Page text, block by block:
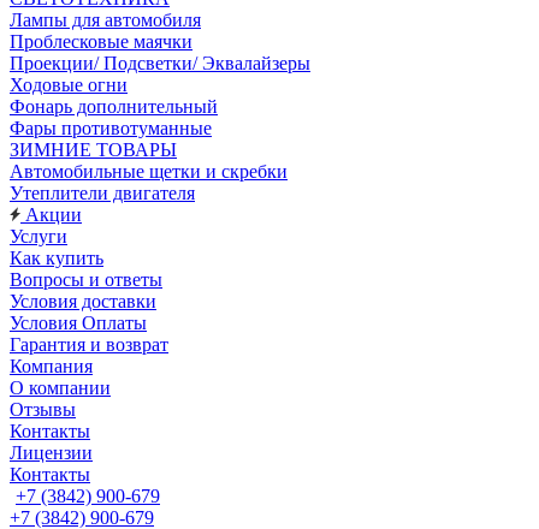
Лампы для автомобиля
Проблесковые маячки
Проекции/ Подсветки/ Эквалайзеры
Ходовые огни
Фонарь дополнительный
Фары противотуманные
ЗИМНИЕ ТОВАРЫ
Автомобильные щетки и скребки
Утеплители двигателя
Акции
Услуги
Как купить
Вопросы и ответы
Условия доставки
Условия Оплаты
Гарантия и возврат
Компания
О компании
Отзывы
Контакты
Лицензии
Контакты
+7 (3842) 900-679
+7 (3842) 900-679